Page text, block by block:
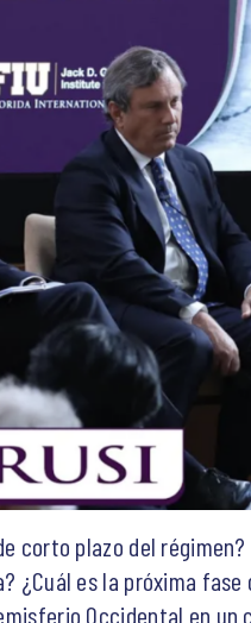
corto plazo del
¿Cuál es la próxima
Occidental en